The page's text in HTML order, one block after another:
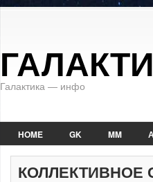
Галактика — инфо
HOME GK MM
КОЛЛЕКТИВНОЕ